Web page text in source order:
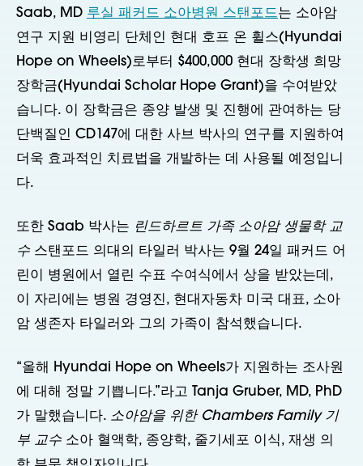
Saab, MD 루실 패커드 소아병원 스탠포드는 소아암
연구 지원 비영리 단체인 현대 호프 온 휠스(Hyundai
Hope on Wheels)로부터 $400,000 현대 장학생 희망
장학금(Hyundai Scholar Hope Grant)을 수여받았
습니다. 이 장학금은 종양 발생 및 진행에 관여하는 당
단백질인 CD147에 대한 사브 박사의 연구를 지원하여
더욱 효과적인 치료법을 개발하는 데 사용될 예정입니
다.
또한 Saab 박사는 린드하르트 가족 소아암 생물학 교
수 스탠포드 의대의 타일러 박사는 9월 24일 패커드 어
린이 병원에서 열린 수표 수여식에서 상을 받았는데,
이 자리에는 병원 경영진, 현대자동차 미국 대표, 소아
암 생존자 타일러와 그의 가족이 참석했습니다.
“올해 Hyundai Hope on Wheels가 지원하는 조사원
에 대해 정말 기쁩니다.”라고 Tanja Gruber, MD, PhD
가 말했습니다. 소아암을 위한 Chambers Family 기
부 교수소아 혈액학, 종양학, 줄기세포 이식, 재생 의